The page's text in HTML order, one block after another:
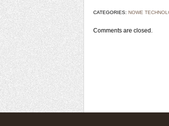
CATEGORIES: NOWE
Comments are closed.